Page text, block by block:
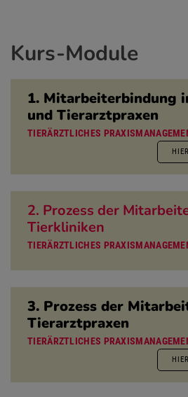
Kurs-Module
1. Mitarbeiterbindung
und Tierarztpraxen
TIERÄRZTLICHES
2. Prozess der
Tierkliniken
TIERÄRZTLICHES
3. Prozess der
Tierarztpraxen
TIERÄRZTLICHES